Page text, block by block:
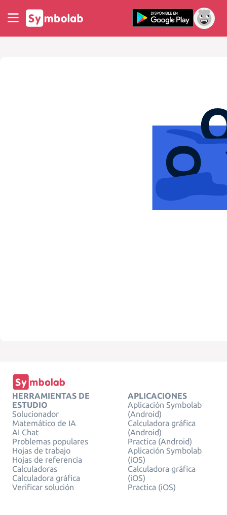
HERRAMIENTAS DE
ESTUDIO
Solucionador
Matemático de IA
AI Chat
Problemas populares
Hojas de trabajo
Hojas de referencia
Calculadoras
Calculadora gráfica
Verificar solución
APLICACIONES
Aplicación Symbolab
(Android)
Calculadora gráfica
(Android)
Practica (Android)
Aplicación Symbolab
(iOS)
Calculadora gráfica
(iOS)
Practica (iOS)